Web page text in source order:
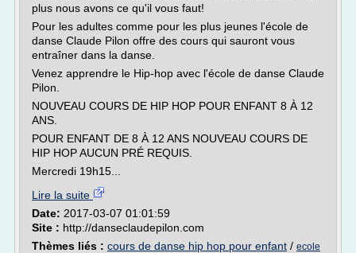
plus nous avons ce qu'il vous faut!
Pour les adultes comme pour les plus jeunes l'école de
danse Claude Pilon offre des cours qui sauront vous
entraîner dans la danse.
Venez apprendre le Hip-hop avec l'école de danse Claude
Pilon.
NOUVEAU COURS DE HIP HOP POUR ENFANT 8 À 12
ANS.
POUR ENFANT DE 8 À 12 ANS NOUVEAU COURS DE
HIP HOP AUCUN PRÉ REQUIS.
Mercredi 19h15...
Lire la suite
Date: 2017-03-07 01:01:59
Site : http://danseclaudepilon.com
Thèmes liés : cours de danse hip hop pour enfant / ecole